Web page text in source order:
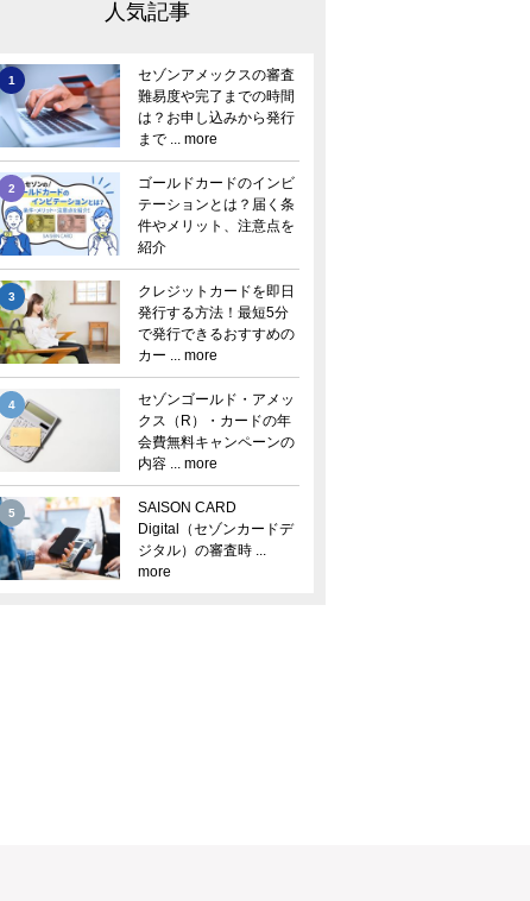
人気記事
1
セゾンアメックスの審査
難易度や完了までの時間
は？お申し込みから発行
まで ... more
2
ゴールドカードのインビ
テーションとは？届く条
件やメリット、注意点を
紹介
3
クレジットカードを即日
発行する方法！最短5分
で発行できるおすすめの
カー ... more
4
セゾンゴールド・アメッ
クス（R）・カードの年
会費無料キャンペーンの
内容 ... more
5
SAISON CARD
Digital（セゾンカードデ
ジタル）の審査時 ...
more